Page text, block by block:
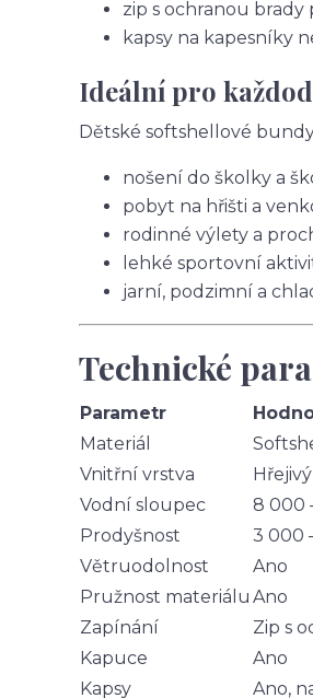
zip s ochranou
kapsy na kapesníky
Ideální pro
Dětské softshellové
nošení do školky a
pobyt na hřišti a
rodinné výlety a
lehké sportovní
jarní, podzimní a
Technické
Parametr
Materiál
Vnitřní vrstva
Vodní sloupec
8 000
Prodyšnost
3 000
Větruodolnost
Ano
Pružnost materiálu Ano
Zapínání
Zip s
Kapuce
Ano
Kapsy
Ano,